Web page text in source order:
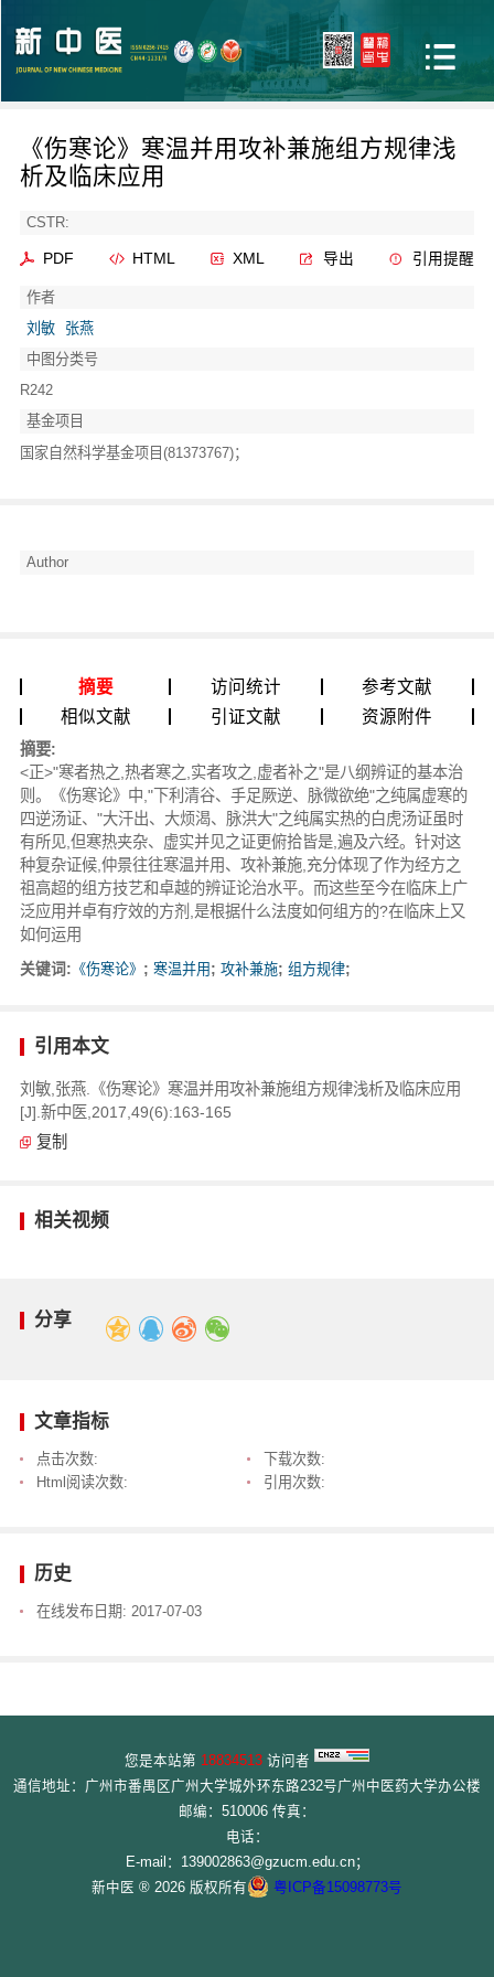
《伤寒论》寒温并用攻补兼施组方规律浅
析及临床应用
CSTR:
PDF HTML XML 导出 引用提醒
作者
刘敏
张燕
中图分类号
R242
基金项目
国家自然科学基金项目(81373767)；
Author
摘要 访问统计
参考文献
相似文献
引证文献 资源附件
摘要:
<正>"寒者热之,热者寒之,实者攻之,虚者补之"是八纲辨证的基本治
则。《伤寒论》中,"下利清谷、手足厥逆、脉微欲绝"之纯属虚寒的
四逆汤证、"大汗出、大烦渴、脉洪大"之纯属实热的白虎汤证虽时
有所见,但寒热夹杂、虚实并见之证更俯拾皆是,遍及六经。针对这
种复杂证候,仲景往往寒温并用、攻补兼施,充分体现了作为经方之
祖高超的组方技艺和卓越的辨证论治水平。而这些至今在临床上广
泛应用并卓有疗效的方剂,是根据什么法度如何组方的?在临床上又
如何运用
关键词: 《伤寒论》 ; 寒温并用 ; 攻补兼施; 组方规律;
引用本文
刘敏,张燕.《伤寒论》寒温并用攻补兼施组方规律浅析及临床应用
[J].新中医,2017,49(6):163-165
复制
相关视频
分享
文章指标
点击次数:
下载次数:
Html阅读次数:
引用次数:
历史
在线发布日期: 2017-07-03
您是本站第 18834513 访问者
通信地址：广州市番禺区广州大学城外环东路232号广州中医药大学办公楼
邮编：510006 传真：
电话：
E-mail：139002863@gzucm.edu.cn；
新中医 ® 2026 版权所有
粤ICP备15098773号